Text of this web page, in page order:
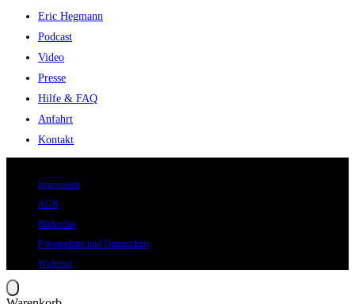
Eric Hegmann
Podcast
Video
Presse
Hilfe & FAQ
Anfahrt
Kontakt
Impressum
AGB
Bildrechte
Privatsphäre und Datenschutz
Widerruf